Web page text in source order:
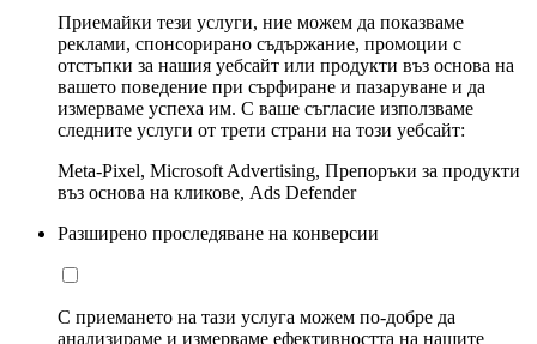
Приемайки тези услуги, ние можем да показваме
реклами, спонсорирано съдържание, промоции с
отстъпки за нашия уебсайт или продукти въз основа на
вашето поведение при сърфиране и пазаруване и да
измерваме успеха им. С ваше съгласие използваме
следните услуги от трети страни на този уебсайт:
Meta-Pixel, Microsoft Advertising, Препоръки за продукти
въз основа на кликове, Ads Defender
Разширено проследяване на конверсии
С приемането на тази услуга можем по-добре да
анализираме и измерваме ефективността на нашите